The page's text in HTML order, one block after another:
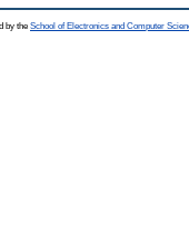
by the School of Electronics and Computer